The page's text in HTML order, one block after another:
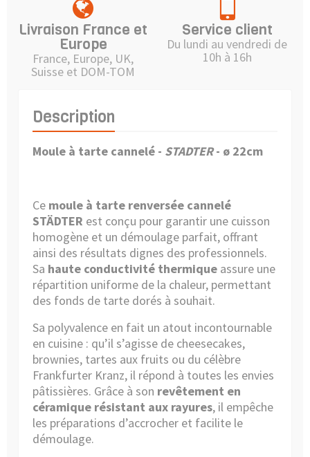
Livraison France et
Europe
France, Europe, UK,
Suisse et DOM-TOM
Service client
Du lundi au vendredi de
10h à 16h
Description
Moule à tarte cannelé - STADTER- ø 22cm
Ce moule à tarte renversée cannelé
STÄDTER est conçu pour garantir une cuisson
homogène et un démoulage parfait, offrant
ainsi des résultats dignes des professionnels.
Sa haute conductivité thermique assure une
répartition uniforme de la chaleur, permettant
des fonds de tarte dorés à souhait.
Sa polyvalence en fait un atout incontournable
en cuisine : qu’il s’agisse de cheesecakes,
brownies, tartes aux fruits ou du célèbre
Frankfurter Kranz, il répond à toutes les envies
pâtissières. Grâce à son revêtement en
céramique résistant aux rayures, il empêche
les préparations d’accrocher et facilite le
démoulage.